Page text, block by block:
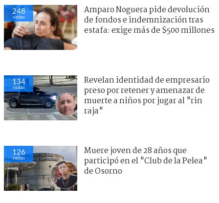
248
visitas
Amparo Noguera pide devolución
de fondos e indemnización tras
estafa: exige más de $500 millones
134
visitas
Revelan identidad de empresario
preso por retener y amenazar de
muerte a niños por jugar al "rin
raja"
126
visitas
Muere joven de 28 años que
participó en el "Club de la Pelea"
de Osorno